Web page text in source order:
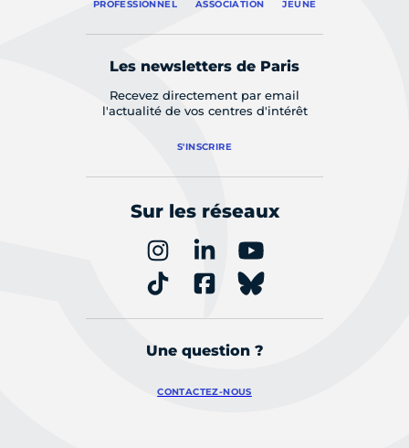
PROFESSIONNEL ASSOCIATION JEUNE
Les newsletters de Paris
Recevez directement par email
l'actualité de vos centres d'intérêt
S'INSCRIRE
Sur les réseaux
Une question ?
CONTACTEZ-NOUS